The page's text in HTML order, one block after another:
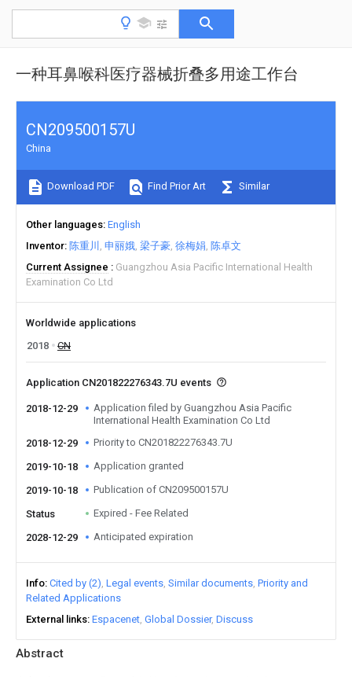
一种耳鼻喉科医疗器械折叠多用途工作台
Abstract
CN209500157U
China
Download PDF Find Prior Art Similar
Other languages English
Inventor 陈重川 申丽娥 梁子豪 徐梅娟 陈卓文
Current Assignee
Guangzhou Asia Pacific International Health
Examination Co Ltd
Worldwide applications
2018
CN
Application CN201822276343.7U events
2018-12-29
Application filed by Guangzhou Asia Pacific
International Health Examination Co Ltd
2018-12-29
Priority to CN201822276343.7U
2019-10-18 Application granted
2019-10-18 Publication of CN209500157U
Status Expired - Fee Related
2028-12-29 Anticipated expiration
Info Cited by (2) Legal events Similar documents Priority and
Related Applications
External links Espacenet Global Dossier Discuss